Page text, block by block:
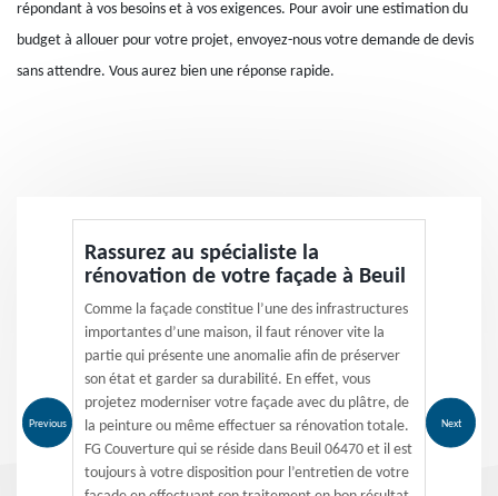
répondant à vos besoins et à vos exigences. Pour avoir une estimation du
budget à allouer pour votre projet, envoyez-nous votre demande de devis
sans attendre. Vous aurez bien une réponse rapide.
Previous
Rassurez au spécialiste la
rénovation de votre façade à Beuil
Comme la façade constitue l’une des infrastructures
importantes d’une maison, il faut rénover vite la
partie qui présente une anomalie afin de préserver
son état et garder sa durabilité. En effet, vous
projetez moderniser votre façade avec du plâtre, de
la peinture ou même effectuer sa rénovation totale.
FG Couverture qui se réside dans Beuil 06470 et il est
toujours à votre disposition pour l’entretien de votre
Next